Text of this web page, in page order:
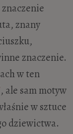
znany
znaczenie.
w ten
, ale sam motyw
w sztuce
dziewictwa.